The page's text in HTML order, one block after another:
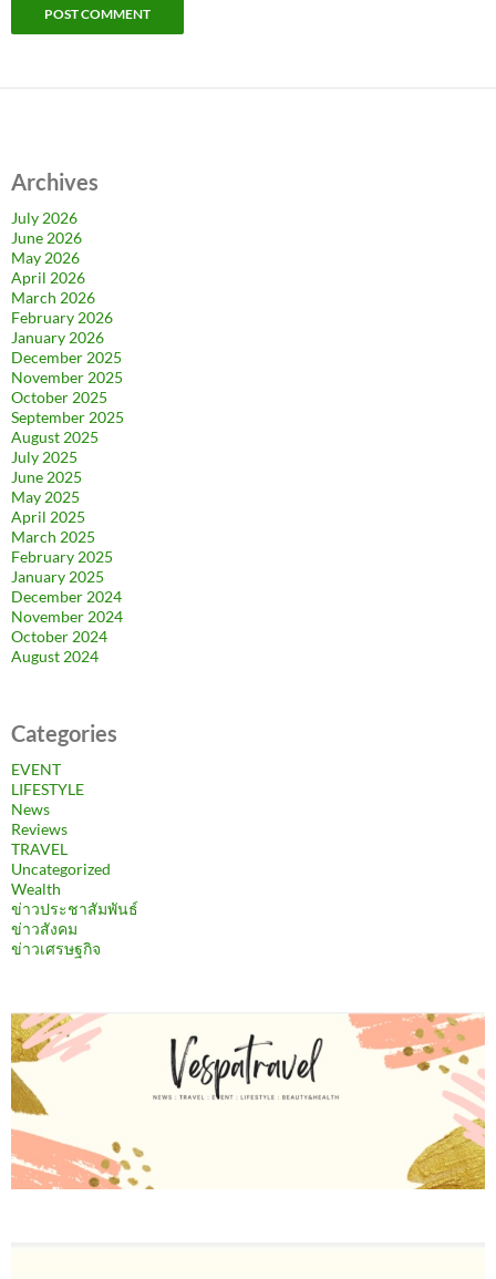
Archives
July 2026
June 2026
May 2026
April 2026
March 2026
February 2026
January 2026
December 2025
November 2025
October 2025
September 2025
August 2025
July 2025
June 2025
May 2025
April 2025
March 2025
February 2025
January 2025
December 2024
November 2024
October 2024
August 2024
Categories
EVENT
LIFESTYLE
News
Reviews
TRAVEL
Uncategorized
Wealth
ข่าวประชาสัมพันธ์
ข่าวสังคม
ข่าวเศรษฐกิจ